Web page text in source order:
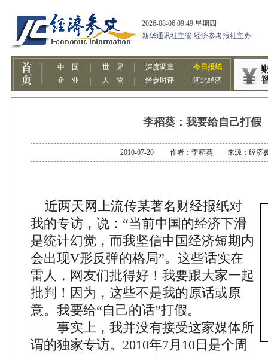
李稻葵：我要给自己打假
2010-07-20 作者：李稻葵 来源：经济
近两天网上流传某著名财经报纸对
我的专访，说：“当前中国的经济下滑
是统计幻觉，而我坚信中国经济短期内
会出现V形反弹的格局”。这些话实在
雷人，网友们批得好！我要跟大家一起
批判！因为，这些不是我的原话或原
意。我要给“自己的话”打假。
事实上，我并没有接受这家媒体所
谓的独家专访。2010年7月10日是个周